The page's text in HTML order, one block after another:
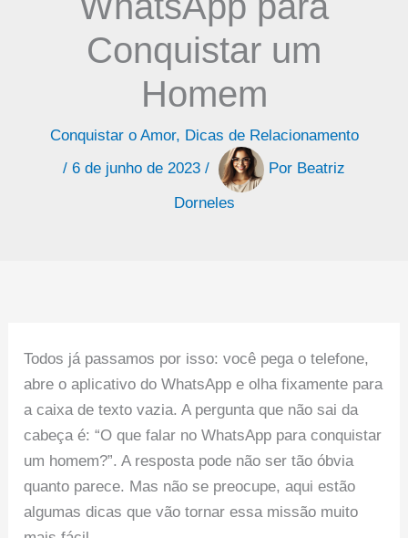
Conquistar um
Homem
Conquistar o Amor, Dicas de Relacionamento
/ 6 de junho de 2023 / Por Beatriz
Dorneles
Todos já passamos por isso: você pega o telefone,
abre o aplicativo do WhatsApp e olha fixamente para
a caixa de texto vazia. A pergunta que não sai da
cabeça é: “O que falar no WhatsApp para conquistar
um homem?”. A resposta pode não ser tão óbvia
quanto parece. Mas não se preocupe, aqui estão
algumas dicas que vão tornar essa missão muito